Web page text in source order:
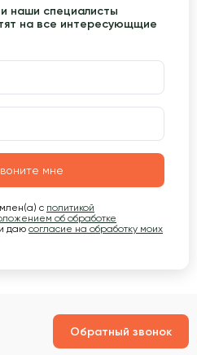
наши специалисты
на все интересующщие
мне
с политикой
об обработке
и даю согласие на обработку моих
Обратный звонок